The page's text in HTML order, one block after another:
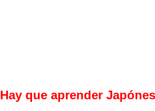
Hay que aprender